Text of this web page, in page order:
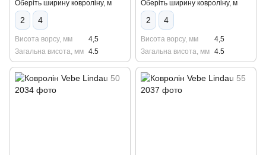
Оберіть ширину ковроліну, м
2 4
Висота ворсу, мм
4,5
Загальна висота, мм 4.5
Оберіть ширину ковроліну, м
2 4
Висота ворсу, мм
4,5
Загальна висота, мм 4.5